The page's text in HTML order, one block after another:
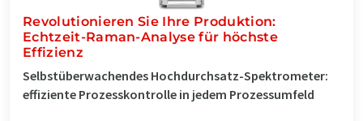
Revolutionieren Sie Ihre Produktion:
Echtzeit-Raman-Analyse für höchste
Effizienz
Selbstüberwachendes Hochdurchsatz-Spektrometer:
effiziente Prozesskontrolle in jedem Prozessumfeld